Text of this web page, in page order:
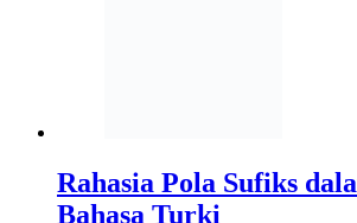
Rahasia Pola Sufiks
Bahasa Turki